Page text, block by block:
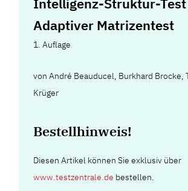
Adaptiver Matrizentest
1. Auflage
vonAndré Beauducel, Burkhard Brocke,
Krüger
Bestellhinweis!
Diesen Artikel können Sie exklusiv über
www.testzentrale.de bestellen.